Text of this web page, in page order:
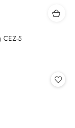
CEZ-5